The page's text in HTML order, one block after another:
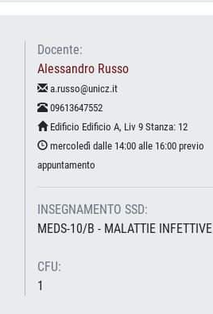
Docente:
Alessandro Russo
a.russo@unicz.it
09613647552
Edificio Edificio A, Liv 9 Stanza: 12
mercoledì dalle 14:00 alle 16:00 previo
appuntamento
INSEGNAMENTO SSD:
MEDS-10/B - MALATTIE INFETTIVE
CFU:
1